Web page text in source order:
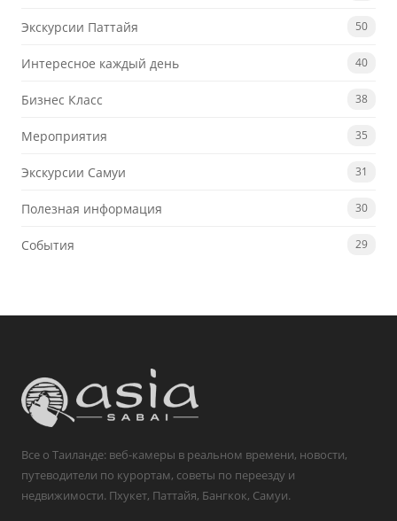
Экскурсии Паттайя 50
Интересное каждый день 40
Бизнес Класс 38
Мероприятия 35
Экскурсии Самуи 31
Полезная информация 30
События 29
Все о Таиланде: веб-камеры в реальном времени, новости,
путеводители по курортам, советы по переезду и
недвижимости. Пхукет, Паттайя, Бангкок, Самуи.